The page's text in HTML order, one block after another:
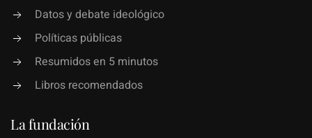
Datos y debate ideológico
Políticas públicas
Resumidos en 5 minutos
Libros recomendados
La fundación